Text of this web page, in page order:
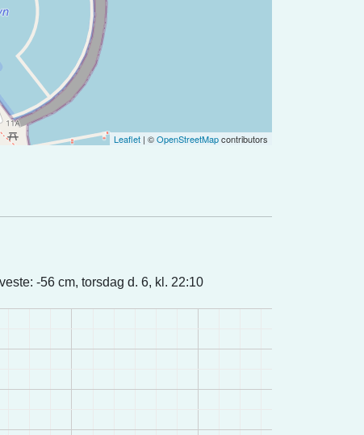
Leaflet | ©OpenStreetMapcontributors
-56 cm, torsdag d. 6, kl. 22:10